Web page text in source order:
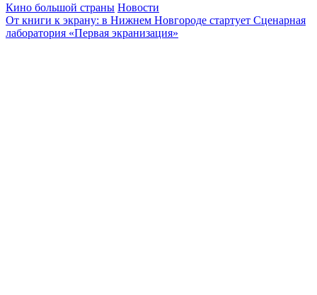
Кино большой страны Новости
От книги к экрану: в Нижнем Новгороде стартует Сценарная
лаборатория «Первая экранизация»